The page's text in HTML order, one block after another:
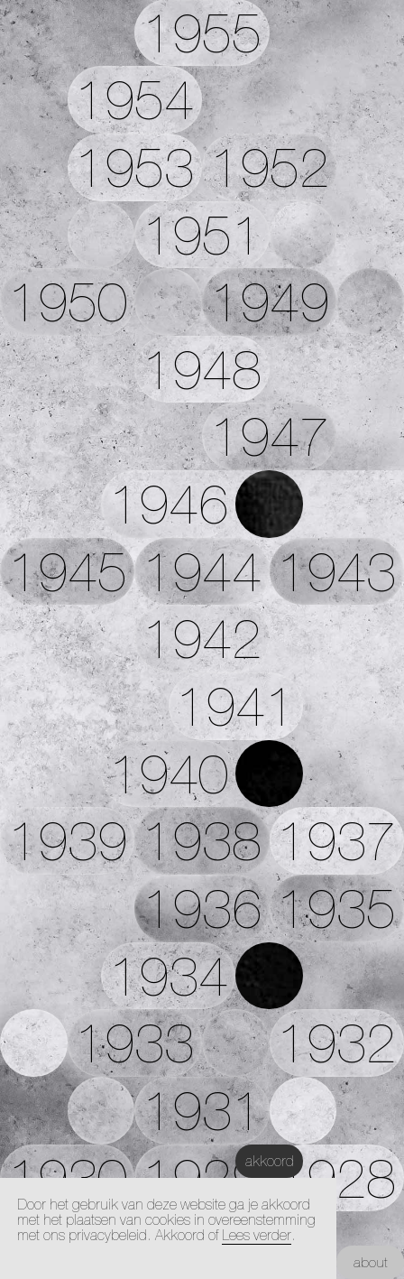
1955
1954
1953 1952
1951
1950
1949
1948
1947
1946
1945 1944 1943
1942
1941
1940
1939 1938 1937
1936 1935
1934
1933
1932
1931
1930 1929 1928
1927
about
Door het gebruik van deze website ga je akkoord
met het plaatsen van cookies in overeenstemming
met ons privacybeleid. Akkoord of Lees verder.
akkoord